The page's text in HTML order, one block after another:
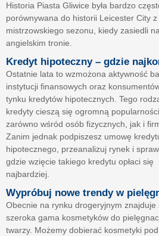
Historia Piasta Gliwice była bardzo
porównywana do historii Leicester City z
mistrzowskiego sezonu, kiedy zasiedli na
angielskim tronie.
Kredyt hipoteczny – gdzie
Ostatnie lata to wzmożona aktywność
instytucji finansowych oraz
tynku kredytów hipotecznych. Tego
kredyty cieszą się ogromną
zarówno wśród osób fizycznych, jak i
Zanim jednak podpiszesz umowę
hipotecznego, przeanalizuj rynek i
gdzie wzięcie takiego kredytu opłaci się
najbardziej.
Wypróbuj nowe trendy w
Obecnie na rynku drogeryjnym znajduje
szeroka gama kosmetyków do
twarzy. Możemy dobierać kosmetyki pod